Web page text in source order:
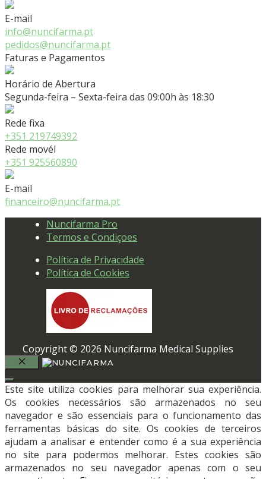
E-mail
info@nuncifarma.pt
pedidos@nuncifarma.pt
Faturas e Pagamentos
Horário de Abertura
Segunda-feira – Sexta-feira das 09:00h às 18:30
Rede fixa
+351 219749392
Rede movél
+351 925560890
E-mail
financeiro@nuncifarma.pt
Nuncifarma Pro
Termos e Condiçoes
Política de Privacidade
Política de Cookies
Copyright © 2026 Nuncifarma Medical Supplies
Este site utiliza cookies para melhorar sua experiência.
Os cookies necessários são armazenados no seu
navegador e são essenciais para o funcionamento das
ferramentas básicas do site. Os cookies de terceiros
ajudam a analisar e entender como é a sua experiência
no site para podermos melhorar. Estes cookies são
armazenados no seu navegador apenas com o seu